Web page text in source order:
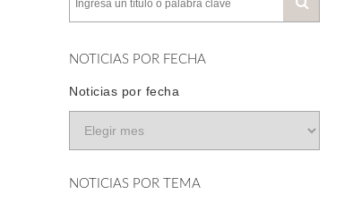
NOTICIAS POR FECHA
Noticias por fecha
NOTICIAS POR TEMA